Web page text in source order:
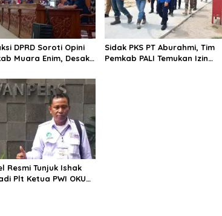
DPRD Soroti Opini
Muara Enim, Desak
Sidak PKS PT Aburahmi, Tim
Pemkab PALI Temukan Izin
Resmi Tunjuk Ishak
Plt Ketua PWI OKU